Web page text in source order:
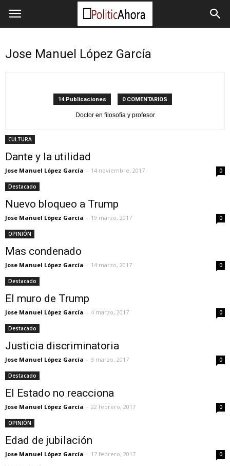
Jose Manuel López García
14 Publicaciones 0 COMENTARIOS
Doctor en filosofía y profesor
CULTURA
Dante y la utilidad
Jose Manuel López García - 14 noviembre, 2017 0
Destacado
Nuevo bloqueo a Trump
Jose Manuel López García - 19 marzo, 2017 0
OPINIÓN
Mas condenado
Jose Manuel López García - 14 marzo, 2017 0
Destacado
El muro de Trump
Jose Manuel López García - 4 marzo, 2017 0
Destacado
Justicia discriminatoria
Jose Manuel López García - 3 marzo, 2017 0
Destacado
El Estado no reacciona
Jose Manuel López García - 22 febrero, 2017 0
OPINIÓN
Edad de jubilación
Jose Manuel López García - 17 febrero, 2017 0